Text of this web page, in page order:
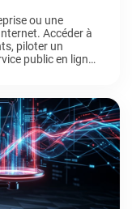
ou une
Accéder à
piloter un
public en ligne :
génération